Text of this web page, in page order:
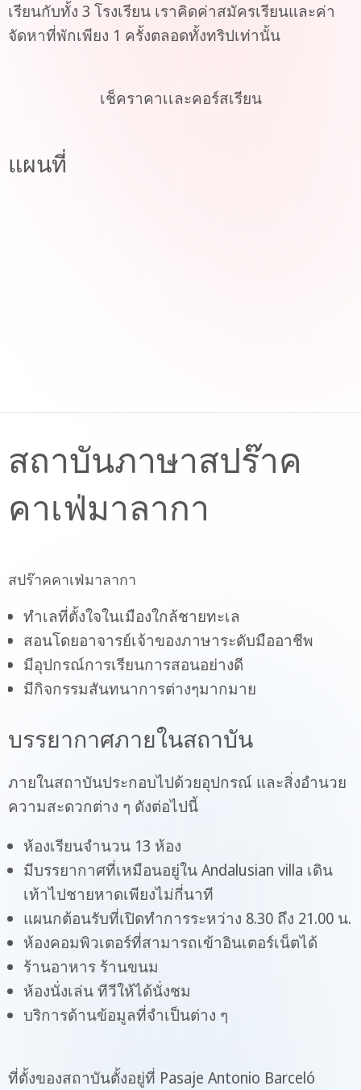
เรียนกับทั้ง 3 โรงเรียน เราคิดค่าสมัครเรียนและค่า
จัดหาที่พักเพียง 1 ครั้งตลอดทั้งทริปเท่านั้น
เช็คราคาเเละคอร์สเรียน
แผนที่
สถาบันภาษาสปร๊าค
คาเฟ่มาลากา
สปร๊าคคาเฟ่มาลากา
ทำเลที่ตั้งใจในเมืองใกล้ชายทะเล
สอนโดยอาจารย์เจ้าของภาษาระดับมืออาชีพ
มีอุปกรณ์การเรียนการสอนอย่างดี
มีกิจกรรมสันทนาการต่างๆมากมาย
บรรยากาศภายในสถาบัน
ภายในสถาบันประกอบไปด้วยอุปกรณ์ และสิ่งอำนวย
ความสะดวกต่าง ๆ ดังต่อไปนี้
ห้องเรียนจำนวน 13 ห้อง
มีบรรยากาศที่เหมือนอยู่ใน Andalusian villa เดิน
เท้าไปชายหาดเพียงไม่กี่นาที
แผนกต้อนรับที่เปิดทำการระหว่าง 8.30 ถึง 21.00 น.
ห้องคอมพิวเตอร์ที่สามารถเข้าอินเตอร์เน็ตได้
ร้านอาหาร ร้านขนม
ห้องนั่งเล่น ทีวีให้ได้นั่งชม
บริการด้านข้อมูลที่จำเป็นต่าง ๆ
ที่ตั้งของสถาบันตั้งอยู่ที่ Pasaje Antonio Barceló